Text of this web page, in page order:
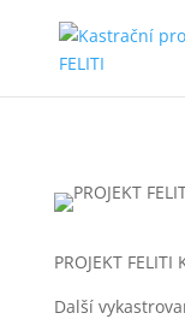
PROJEKT FELITI
Další